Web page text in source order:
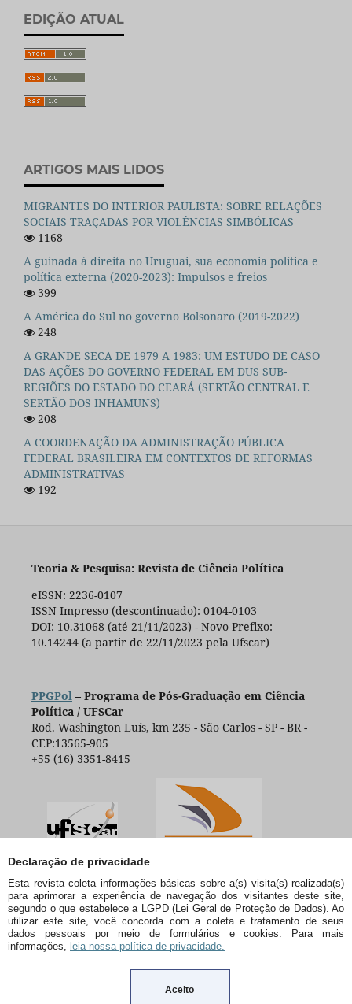
Declaração de privacidade
Esta revista coleta informações básicas sobre a(s) visita(s) realizada(s)
para aprimorar a experiência de navegação dos visitantes deste site,
segundo o que estabelece a LGPD (Lei Geral de Proteção de Dados). Ao
utilizar este site, você concorda com a coleta e tratamento de seus
dados pessoais por meio de formulários e cookies. Para mais
informações, leia nossa política de privacidade.
Aceito
EDIÇÃO ATUAL
ARTIGOS MAIS LIDOS
MIGRANTES DO INTERIOR PAULISTA: SOBRE RELAÇÕES
SOCIAIS TRAÇADAS POR VIOLÊNCIAS SIMBÓLICAS
1168
A guinada à direita no Uruguai, sua economia política e
política externa (2020-2023): Impulsos e freios
399
A América do Sul no governo Bolsonaro (2019-2022)
248
A GRANDE SECA DE 1979 A 1983: UM ESTUDO DE CASO
DAS AÇÕES DO GOVERNO FEDERAL EM DUS SUB-
REGIÕES DO ESTADO DO CEARÁ (SERTÃO CENTRAL E
SERTÃO DOS INHAMUNS)
208
A COORDENAÇÃO DA ADMINISTRAÇÃO PÚBLICA
FEDERAL BRASILEIRA EM CONTEXTOS DE REFORMAS
ADMINISTRATIVAS
192
Teoria & Pesquisa: Revista de Ciência Política
eISSN: 2236-0107
ISSN Impresso (descontinuado): 0104-0103
DOI: 10.31068 (até 21/11/2023) - Novo Prefixo:
10.14244 (a partir de 22/11/2023 pela Ufscar)
PPGPol – Programa de Pós-Graduação em Ciência
Política / UFSCar
Rod. Washington Luís, km 235 - São Carlos - SP - BR -
CEP:13565-905
+55 (16) 3351-8415